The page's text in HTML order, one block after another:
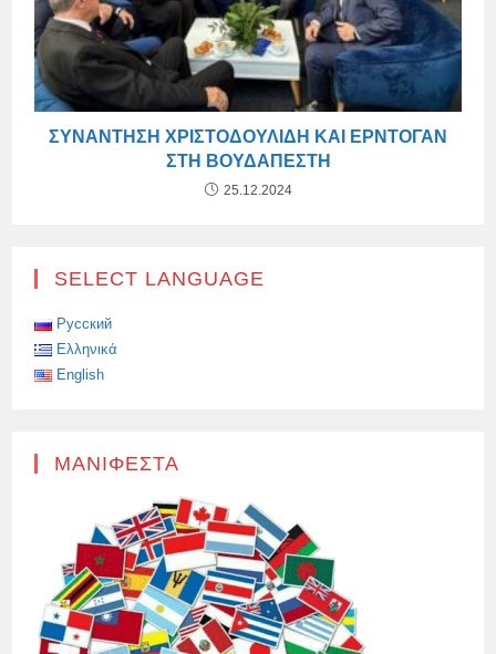
ΣΥΝΆΝΤΗΣΗ ΧΡΙΣΤΟΔΟΥΛΊΔΗ ΚΑΙ ΕΡΝΤΟΓΆΝ
ΣΤΗ ΒΟΥΔΑΠΈΣΤΗ
25.12.2024
SELECT LANGUAGE
Русский
Ελληνικά
English
ΜΑΝΙΦΈΣΤΑ